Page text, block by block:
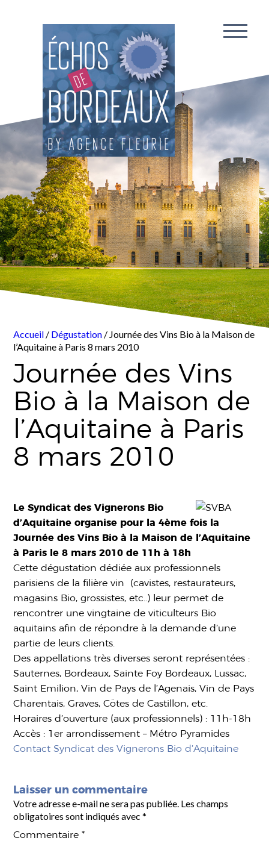
Accueil / Dégustation / Journée des Vins Bio à la Maison de
l’Aquitaine à Paris 8 mars 2010
Journée des Vins
Bio à la Maison de
l’Aquitaine à Paris
8 mars 2010
Le Syndicat des Vignerons Bio
d’Aquitaine organise pour la 4ème fois la
Journée des Vins Bio à la Maison de l’Aquitaine
à Paris le 8 mars 2010 de 11h à 18h
Cette dégustation dédiée aux professionnels
parisiens de la filière vin (cavistes, restaurateurs,
magasins Bio, grossistes, etc..) leur permet de
rencontrer une vingtaine de viticulteurs Bio
aquitains afin de répondre à la demande d’une
partie de leurs clients.
Des appellations très diverses seront représentées :
Sauternes, Bordeaux, Sainte Foy Bordeaux, Lussac,
Saint Emilion, Vin de Pays de l’Agenais, Vin de Pays
Charentais, Graves, Côtes de Castillon, etc.
Horaires d’ouverture (aux professionnels) : 11h-18h
Accès : 1er arrondissement – Métro Pyramides
Contact Syndicat des Vignerons Bio d’Aquitaine
Laisser un commentaire
Votre adresse e-mail ne sera pas publiée. Les champs
obligatoires sont indiqués avec*
Commentaire*